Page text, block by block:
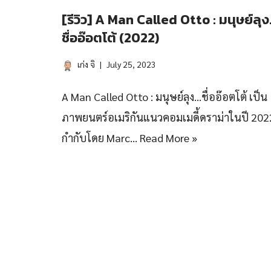
[รีวิว] A Man Called Otto : มนุษย์ลุ
ชื่ออ๊อตโต้ (2022)
เก่ง จิ July 25, 2023
A Man Called Otto : มนุษย์ลุง…ชื่ออ๊อตโต้ เป็น
ภาพยนตร์อเมริกันแนวคอมเมดี้ดราม่าในปี
กำกับโดย Marc… Read More »